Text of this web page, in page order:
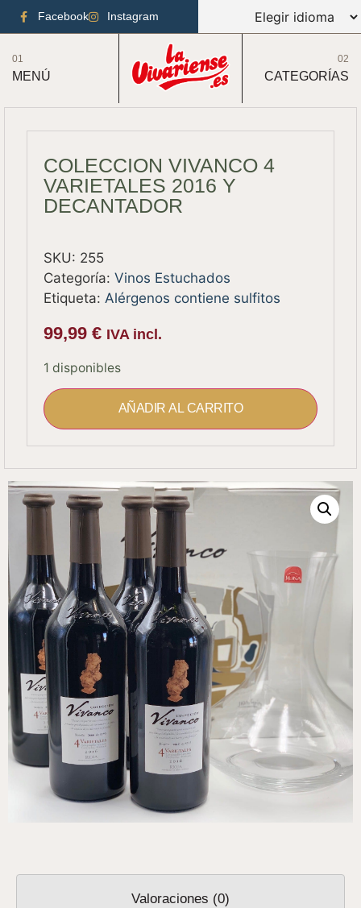
Facebook Instagram
01
MENÚ
02
CATEGORÍAS
COLECCION VIVANCO 4
VARIETALES 2016 Y
DECANTADOR
SKU: 255
Categoría:Vinos Estuchados
Etiqueta: Alérgenos contiene sulfitos
99,99€ IVA incl.
1 disponibles
AÑADIR AL CARRITO
Valoraciones (0)